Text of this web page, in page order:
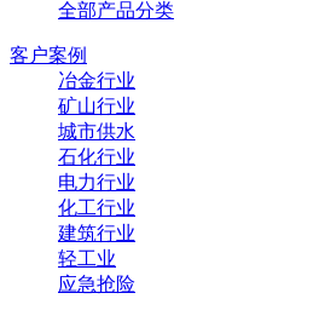
全部产品分类
客户案例
冶金行业
矿山行业
城市供水
石化行业
电力行业
化工行业
建筑行业
轻工业
应急抢险